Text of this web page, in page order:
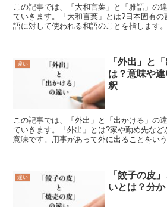
この記事では、「大和言葉」と「雅語」の
ていきます。「大和言葉」とは?日本固有
語に対して使われる和語のことを指します
違い
「外出」と
は？意味や
釈
この記事では、「外出」と「出かける」の
ていきます。「外出」とは?家や勤め先など
意味です。用事があって外に出ることをい
違い
「餃子の皮
いとは？分